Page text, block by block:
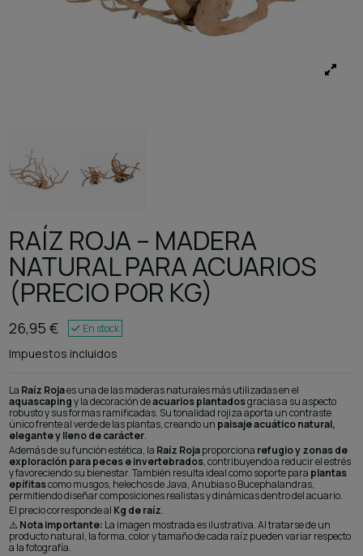
RAÍZ ROJA – MADERA
NATURAL PARA ACUARIOS
(PRECIO POR KG)
26,95 € En stock
Impuestos incluidos
La Raíz Rojaes una de las maderas naturales más utilizadas en el
aquascapingy la decoración deacuarios plantadosgracias a su aspecto
robusto y sus formas ramificadas. Su tonalidad rojiza aporta un contraste
único frente al verde de las plantas, creando un paisaje acuático natural,
elegante y lleno de carácter.
Además de su función estética, la Raíz Rojaproporciona refugio y zonas de
exploración para peces e invertebrados, contribuyendo a reducir el estrés
y favoreciendo su bienestar. También resulta ideal como soporte para plantas
epífitascomo musgos, helechos de Java, Anubias o Bucephalandras,
permitiendo diseñar composiciones realistas y dinámicas dentro del acuario.
El precio corresponde al Kg de raíz.
⚠️ Nota importante: La imagen mostrada es ilustrativa. Al tratarse de un
producto natural, la forma, color y tamaño de cada raíz pueden variar respecto
a la fotografía.